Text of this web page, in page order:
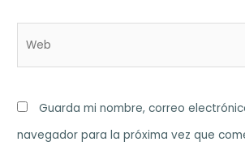
Guarda mi nombre, correo
navegador para la próxima vez que